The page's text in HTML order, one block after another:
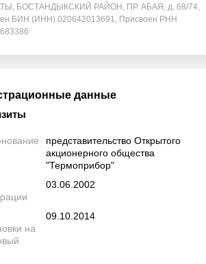
БОСТАНДЫКСКИЙ РАЙОН, ПР. АБАЯ, д. 68/74,
БИН (ИНН) 020642013691, Присвоен РНН
данные
представительство Открытого
акционерного общества
"Термоприбор"
03.06.2002
на
09.10.2014